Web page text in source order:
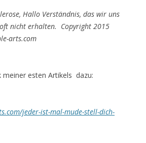
Hallo Verständnis, das wir uns
nicht erhalten. Copyright 2015
arts.com
meiner esten Artikels dazu:
jeder-ist-mal-mude-stell-dich-